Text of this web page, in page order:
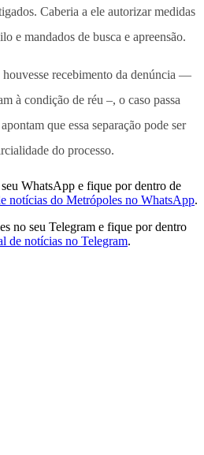
Caberia a ele autorizar medidas
e mandados de busca e apreensão.
recebimento da denúncia —
à condição de réu –, o caso passa
que essa separação pode ser
do processo.
WhatsApp e fique por dentro de
notícias do Metrópoles no WhatsApp.
no seu Telegram e fique por dentro
de notícias no Telegram.